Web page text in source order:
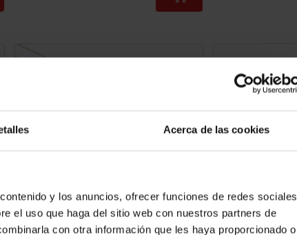
Acerca de las cookies
y los anuncios, ofrecer funciones de redes sociales
el uso que haga del sitio web con nuestros partners de
con otra información que les haya proporcionado o